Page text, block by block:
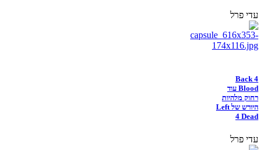
עדי פרל
Back 4
Blood עוד
רחוק מלהיות
היורש של Left
4 Dead
עדי פרל